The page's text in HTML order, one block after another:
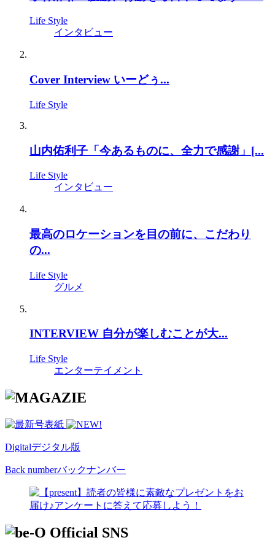
Life Style
インタビュー
Cover Interview いーどぅ...
Life Style
山内佑利子「今あるものに、全力で感謝」[...
Life Style
インタビュー
最高のロケーションを目の前に、こだわり
の...
Life Style
グルメ
INTERVIEW 自分が楽しむことが大...
Life Style
エンターテイメント
Digitalデジタル版
Back numberバックナンバー